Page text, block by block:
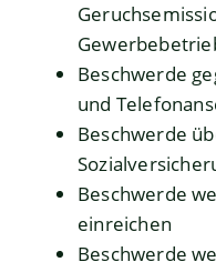
Beschwerde
und
Beschwerde
Beschwerde
einreichen
Beschwerde